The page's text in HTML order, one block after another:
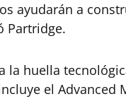
ayudarán a
Partridge.
la huella
el Advanced